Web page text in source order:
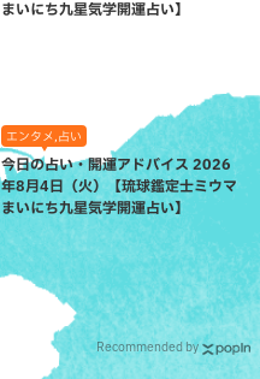
まいにち九星気学開運占い】
エンタメ,占い
今日の占い・開運アドバイス 2026
年8月4日（火）【琉球鑑定士ミウマ
まいにち九星気学開運占い】
Recommended by